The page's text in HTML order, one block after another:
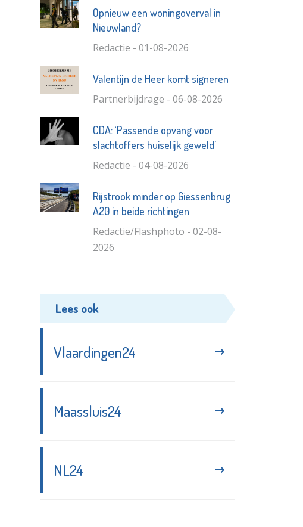
Opnieuw een woningoverval in
Nieuwland?
Redactie - 01-08-2026
Valentijn de Heer komt signeren
Partnerbijdrage - 06-08-2026
CDA: ‘Passende opvang voor
slachtoffers huiselijk geweld'
Redactie - 04-08-2026
Rijstrook minder op Giessenbrug
A20 in beide richtingen
Redactie/Flashphoto - 02-08-
2026
Lees ook
Vlaardingen24
Maassluis24
NL24